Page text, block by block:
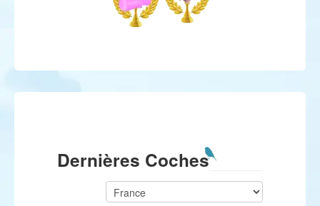
Dernières Coches